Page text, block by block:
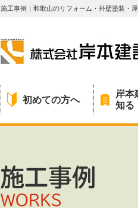
施工事例｜和歌山のリフォーム・外壁塗装・
初めての方へ
岸本
知る
施工事例
WORKS